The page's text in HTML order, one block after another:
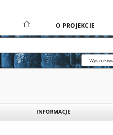
O PROJEKCIE
INFORMACJE